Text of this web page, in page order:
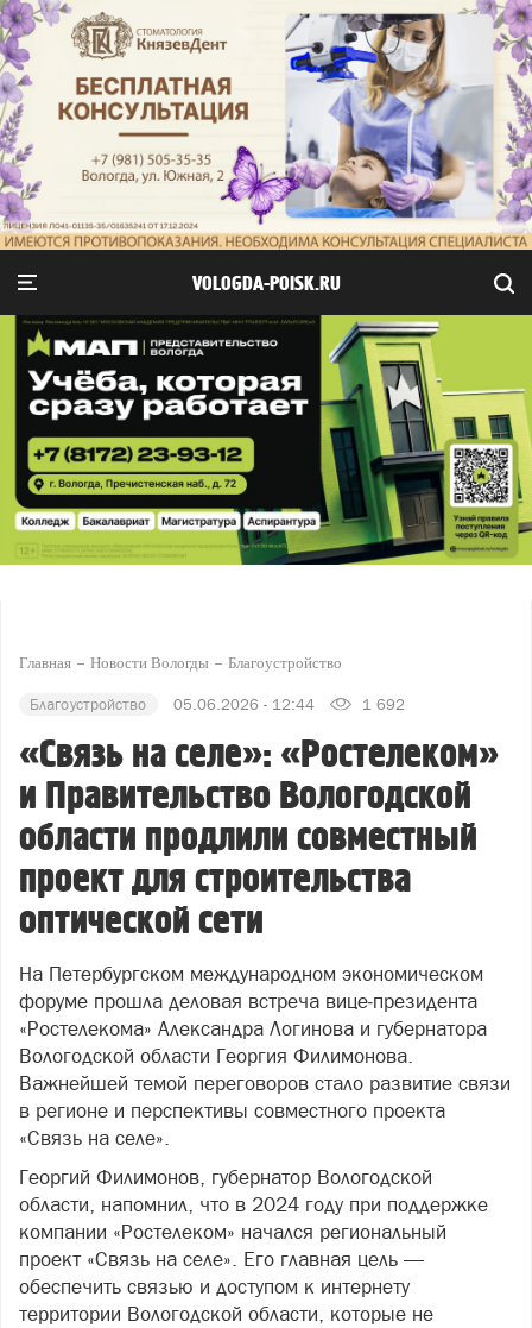
VOLOGDA-POISK.RU
Главная Новости Вологды Благоустройство
Благоустройство 05.06.2026 - 12:44 1 692
«Связь на селе»: «Ростелеком»
и Правительство Вологодской
области продлили совместный
проект для строительства
оптической сети
На Петербургском международном экономическом
форуме прошла деловая встреча вице‑президента
«Ростелекома» Александра Логинова и губернатора
Вологодской области Георгия Филимонова.
Важнейшей темой переговоров стало развитие связи
в регионе и перспективы совместного проекта
«Связь на селе».
Георгий Филимонов, губернатор Вологодской
области, напомнил, что в 2024 году при поддержке
компании «Ростелеком» начался региональный
проект «Связь на селе». Его главная цель —
обеспечить связью и доступом к интернету
территории Вологодской области, которые не